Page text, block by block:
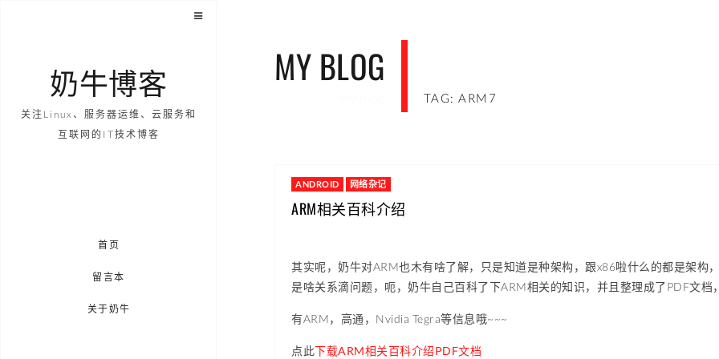
奶牛博客
关注Linux、服务器运维、云服务和
互联网的IT技术博客
首页
留言本
关于奶牛
MY BLOG
TAG: ARM7
ANDROID 网络杂记
ARM相关百科介绍
其实呢，奶牛对ARM也木有啥了解，只是知道是种架构，跟x86啦什么的都是架构
是啥关系滴问题，呃，奶牛自己百科了下ARM相关的知识，并且整理成了PDF文档
有ARM，高通，Nvidia Tegra等信息哦~~~
点此下载ARM相关百科介绍PDF文档